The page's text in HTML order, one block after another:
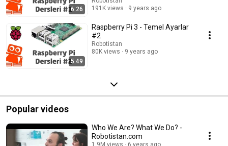
6:26
191K views
9 years ago
5:49
Raspberry Pi 3 - Temel Ayarlar
#2
Robotistan
80K views
9 years ago
Popular videos
Who We Are? What We Do? -
Robotistan.com
1.9M views 6 years ago